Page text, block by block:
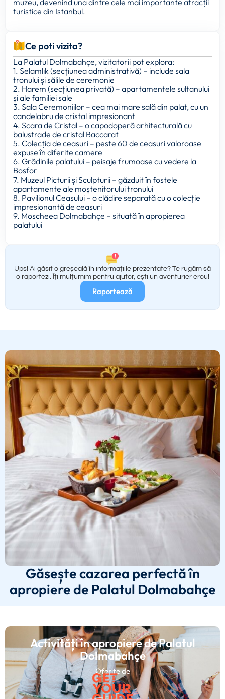
muzeu, devenind una dintre cele mai importante atracții
turistice din Istanbul.
Ce poti vizita?
La Palatul Dolmabahçe, vizitatorii pot explora:
1. Selamlık (secțiunea administrativă) – include sala
tronului și sălile de ceremonie
2. Harem (secțiunea privată) – apartamentele sultanului
și ale familiei sale
3. Sala Ceremoniilor – cea mai mare sală din palat, cu un
candelabru de cristal impresionant
4. Scara de Cristal – o capodoperă arhitecturală cu
balustrade de cristal Baccarat
5. Colecția de ceasuri – peste 60 de ceasuri valoroase
expuse în diferite camere
6. Grădinile palatului – peisaje frumoase cu vedere la
Bosfor
7. Muzeul Picturii și Sculpturii – găzduit în fostele
apartamente ale moștenitorului tronului
8. Pavilionul Ceasului – o clădire separată cu o colecție
impresionantă de ceasuri
9. Moscheea Dolmabahçe – situată în apropierea
palatului
Ups! Ai găsit o greșeală în informațiile prezentate? Te rugăm să
o raportezi. Îți mulțumim pentru ajutor, ești un aventurier erou!
Raportează
Găsește cazarea perfectă în
apropiere de Palatul Dolmabahçe
Activități în apropiere de Palatul
Dolmabahçe
Oferite de